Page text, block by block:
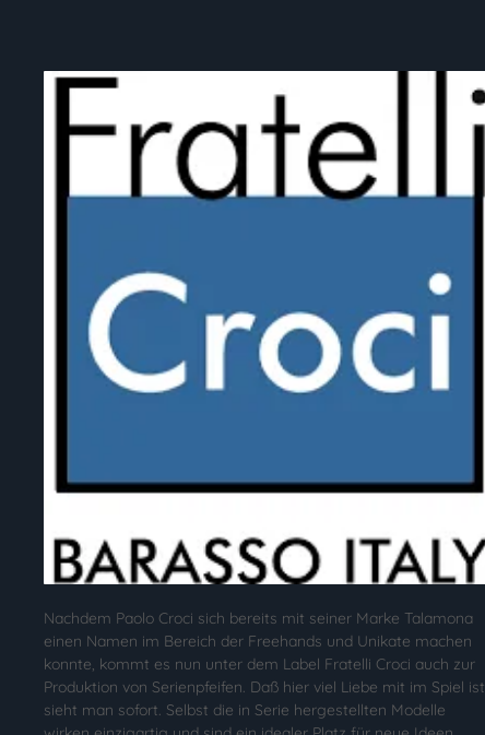
Nachdem Paolo Croci sich bereits mit seiner Marke Talamona
einen Namen im Bereich der Freehands und Unikate machen
konnte, kommt es nun unter dem Label Fratelli Croci auch zur
Produktion von Serienpfeifen. Daß hier viel Liebe mit im Spiel ist
sieht man sofort. Selbst die in Serie hergestellten Modelle